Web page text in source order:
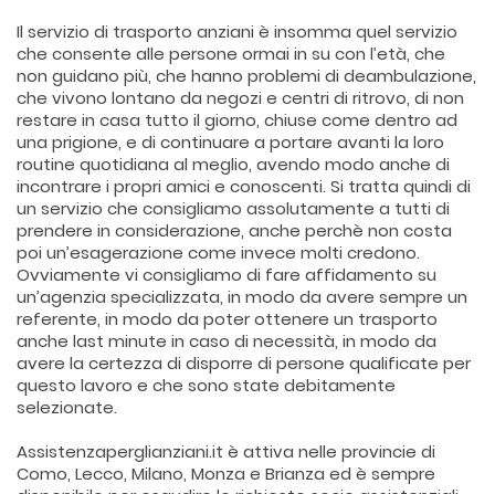
Il servizio di trasporto anziani è insomma quel servizio
che consente alle persone ormai in su con l’età, che
non guidano più, che hanno problemi di deambulazione,
che vivono lontano da negozi e centri di ritrovo, di non
restare in casa tutto il giorno, chiuse come dentro ad
una prigione, e di continuare a portare avanti la loro
routine quotidiana al meglio, avendo modo anche di
incontrare i propri amici e conoscenti. Si tratta quindi di
un servizio che consigliamo assolutamente a tutti di
prendere in considerazione, anche perchè non costa
poi un’esagerazione come invece molti credono.
Ovviamente vi consigliamo di fare affidamento su
un’agenzia specializzata, in modo da avere sempre un
referente, in modo da poter ottenere un trasporto
anche last minute in caso di necessità, in modo da
avere la certezza di disporre di persone qualificate per
questo lavoro e che sono state debitamente
selezionate.
Assistenzaperglianziani.it è attiva nelle provincie di
Como, Lecco, Milano, Monza e Brianza ed è sempre